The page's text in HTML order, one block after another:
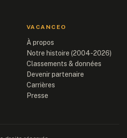
VACANCEO
À propos
Notre histoire (2004-2026)
Classements & données
Devenir partenaire
Carrières
Presse